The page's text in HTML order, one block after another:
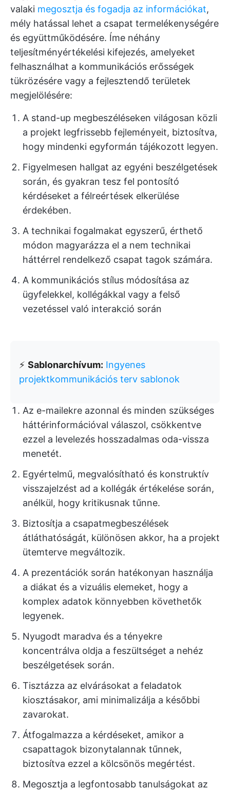
valaki megosztja és fogadja az információkat,
mély hatással lehet a csapat termelékenységére
és együttműködésére. Íme néhány
teljesítményértékelési kifejezés, amelyeket
felhasználhat a kommunikációs erősségek
tükrözésére vagy a fejlesztendő területek
megjelölésére:
A stand-up megbeszéléseken világosan közli
a projekt legfrissebb fejleményeit, biztosítva,
hogy mindenki egyformán tájékozott legyen.
Figyelmesen hallgat az egyéni beszélgetések
során, és gyakran tesz fel pontosító
kérdéseket a félreértések elkerülése
érdekében.
A technikai fogalmakat egyszerű, érthető
módon magyarázza el a nem technikai
háttérrel rendelkező csapat tagok számára.
A kommunikációs stílus módosítása az
ügyfelekkel, kollégákkal vagy a felső
vezetéssel való interakció során
⚡️ Sablonarchívum: Ingyenes
projektkommunikációs terv sablonok
Az e-mailekre azonnal és minden szükséges
háttérinformációval válaszol, csökkentve
ezzel a levelezés hosszadalmas oda-vissza
menetét.
Egyértelmű, megvalósítható és konstruktív
visszajelzést ad a kollégák értékelése során,
anélkül, hogy kritikusnak tűnne.
Biztosítja a csapatmegbeszélések
átláthatóságát, különösen akkor, ha a projekt
ütemterve megváltozik.
A prezentációk során hatékonyan használja
a diákat és a vizuális elemeket, hogy a
komplex adatok könnyebben követhetők
legyenek.
Nyugodt maradva és a tényekre
koncentrálva oldja a feszültséget a nehéz
beszélgetések során.
Tisztázza az elvárásokat a feladatok
kiosztásakor, ami minimalizálja a későbbi
zavarokat.
Átfogalmazza a kérdéseket, amikor a
csapattagok bizonytalannak tűnnek,
biztosítva ezzel a kölcsönös megértést.
Megosztja a legfontosabb tanulságokat az